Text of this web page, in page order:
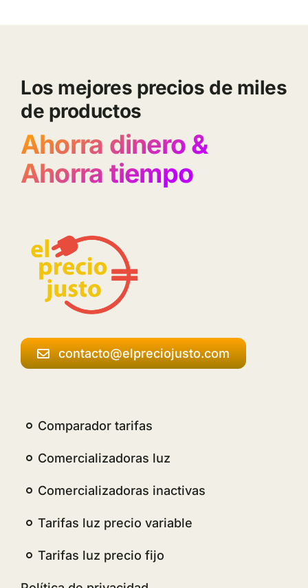
Los mejores precios de miles
de productos
Ahorra dinero &
Ahorra tiempo
contacto@elpreciojusto.com
Comparador tarifas
Comercializadoras luz
Comercializadoras inactivas
Tarifas luz precio variable
Tarifas luz precio fijo